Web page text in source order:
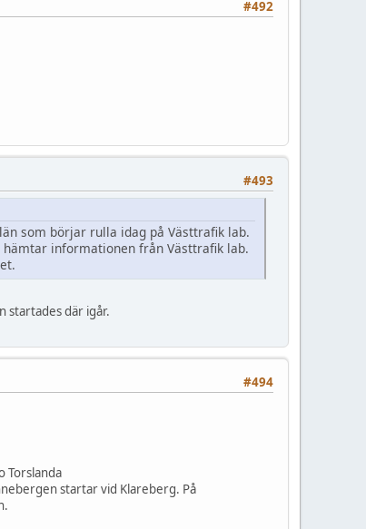
#492
#493
som börjar rulla idag på Västtrafik lab.
informationen från Västtrafik lab.
startades där igår.
#494
Torslanda
startar vid Klareberg. På